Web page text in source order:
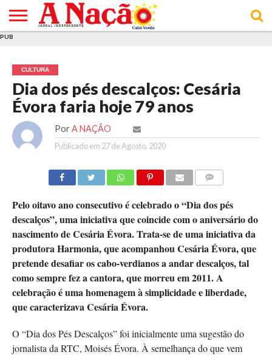
E DE
COOKIES
DE
UTILIZAÇÃO
PUB
CULTURA
Dia dos pés descalços: Cesária
Évora faria hoje 79 anos
Por A NAÇÃO
Publicado em 27 de Agosto, 2020
Pelo oitavo ano consecutivo é celebrado o “Dia dos pés
descalços”, uma iniciativa que coincide com o aniversário do
nascimento de Cesária Évora. Trata-se de uma iniciativa da
produtora Harmonia, que acompanhou Cesária Évora, que
pretende desafiar os cabo-verdianos a andar descalços, tal
como sempre fez a cantora, que morreu em 2011. A
celebração é uma homenagem à simplicidade e liberdade,
que caracterizava Cesária Évora.
O “Dia dos Pés Descalços” foi inicialmente uma sugestão do
jornalista da RTC, Moisés Évora. À semelhança do que vem